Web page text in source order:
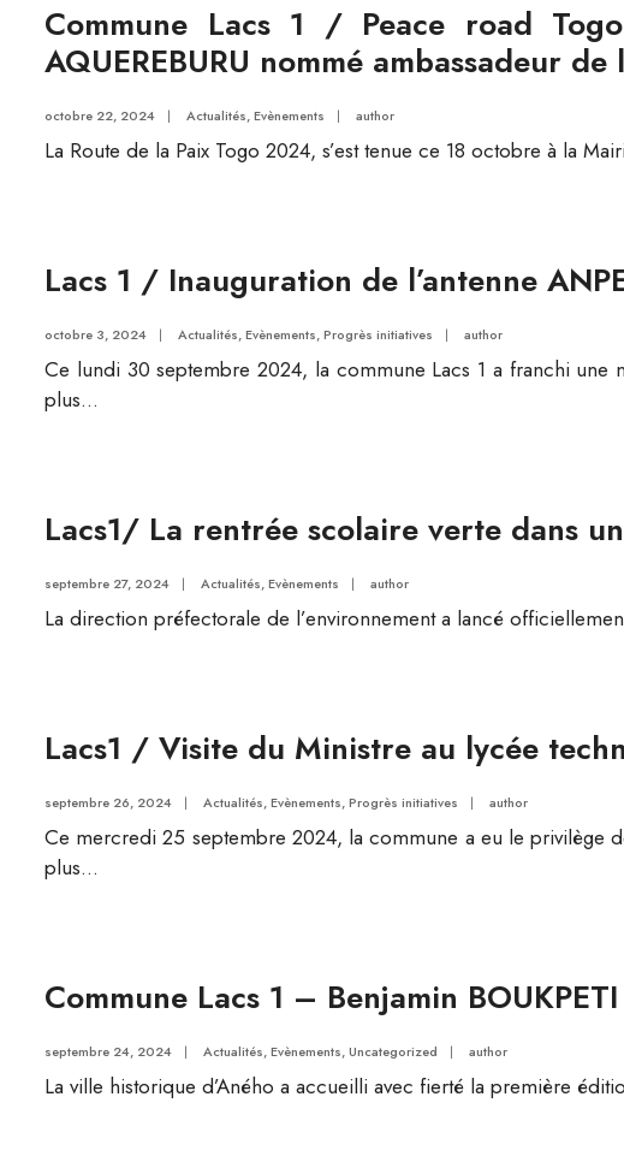
Commune Lacs 1 / Peace road
AQUEREBURU nommé ambassadeur
octobre 22, 2024 | Actualités,Evènements | author
La Route de la Paix Togo 2024, s’est tenue ce 18 octobre à la
Lacs 1 / Inauguration de l’antenne
octobre 3, 2024 | Actualités,Evènements,Progrès initiatives | author
Ce lundi 30 septembre 2024, la commune Lacs 1 a franchi une
plus...
Lacs1/ La rentrée scolaire verte dans
septembre 27, 2024 | Actualités,Evènements | author
La direction préfectorale de l’environnement a lancé
Lacs1 / Visite du Ministre au lycée
septembre 26, 2024 | Actualités,Evènements,Progrès initiatives | author
Ce mercredi 25 septembre 2024, la commune a eu le privilège
plus...
Commune Lacs 1 – Benjamin
septembre 24, 2024 | Actualités,Evènements,Uncategorized | author
La ville historique d’Aného a accueilli avec fierté la première